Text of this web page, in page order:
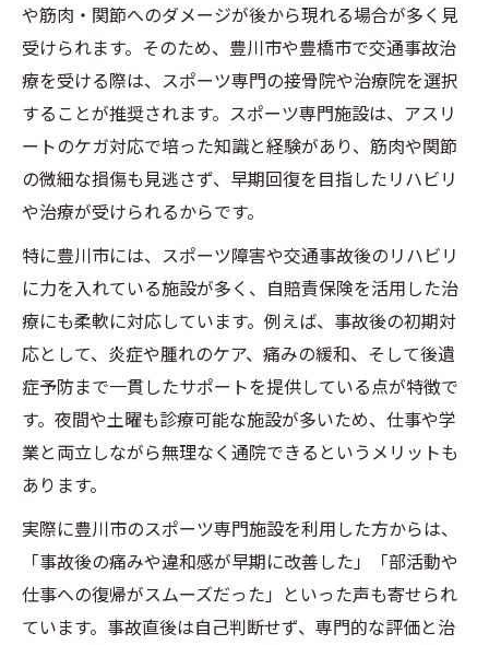
や筋肉・関節へのダメージが後から現れる場合が多く見
受けられます。そのため、豊川市や豊橋市で交通事故治
療を受ける際は、スポーツ専門の接骨院や治療院を選択
することが推奨されます。スポーツ専門施設は、アスリ
ートのケガ対応で培った知識と経験があり、筋肉や関節
の微細な損傷も見逃さず、早期回復を目指したリハビリ
や治療が受けられるからです。
特に豊川市には、スポーツ障害や交通事故後のリハビリ
に力を入れている施設が多く、自賠責保険を活用した治
療にも柔軟に対応しています。例えば、事故後の初期対
応として、炎症や腫れのケア、痛みの緩和、そして後遺
症予防まで一貫したサポートを提供している点が特徴で
す。夜間や土曜も診療可能な施設が多いため、仕事や学
業と両立しながら無理なく通院できるというメリットも
あります。
実際に豊川市のスポーツ専門施設を利用した方からは、
「事故後の痛みや違和感が早期に改善した」「部活動や
仕事への復帰がスムーズだった」といった声も寄せられ
ています。事故直後は自己判断せず、専門的な評価と治